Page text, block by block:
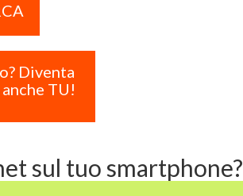
Diventa
TU!
sul tuo smartphone?